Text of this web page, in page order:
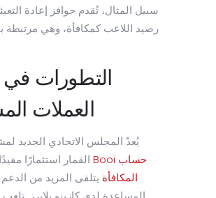
سبيل المثال، تُقدم حوافز إعادة
رصيد اللاعب كمكافأة، وهي مرتبطة
التطورات
العملات
يُعدّ المجلس الاتحادي الجديد
Booi حساب
المكافأة يتلقى المزيد من